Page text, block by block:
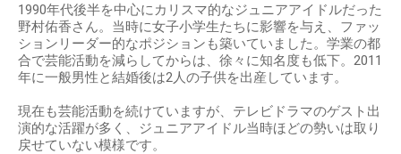
1990年代後半を中心にカリスマ的なジュニアアイドルだった
野村佑香さん。当時に女子小学生たちに影響を与え、ファッ
ションリーダー的なポジションも築いていました。学業の都
合で芸能活動を減らしてからは、徐々に知名度も低下。2011
年に一般男性と結婚後は2人の子供を出産しています。
現在も芸能活動を続けていますが、テレビドラマのゲスト出
演的な活躍が多く、ジュニアアイドル当時ほどの勢いは取り
戻せていない模様です。